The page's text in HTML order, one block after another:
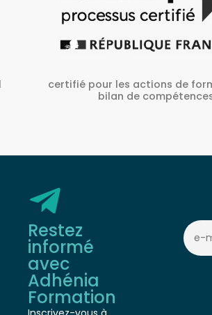
et
Habilité Inrs sous Le N° H38827/
Restez
informé
avec
Adhénia
Formation